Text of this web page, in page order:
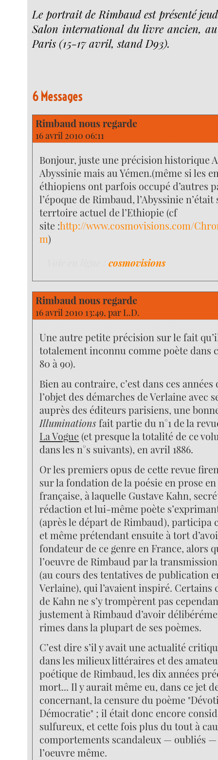
Le portrait de Rimbaud est présenté
Salon international du livre ancien,
Paris (15-17 avril, stand D93).
6 Messages
Rimbaud nous regarde
16 avril 2010 06:11
Bonjour, juste une précision historique
Abyssinie mais au Yémen.(même si les
éthiopiens ont parfois occupé d’autres
l’époque de Rimbaud, l’Abyssinie
terrtoire actuel de l’Ethiopie (cf
site :http://www.cosmovisions.com/
m)
cosmovisions
Rimbaud nous regarde
16 avril 2010 13:49, par L.D.
Une autre petite précision sur le fait
totalement inconnu comme poète dans
80 à 90).
Bien au contraire, c’est dans ces années
l’objet des démarches de Verlaine avec
auprès des éditeurs parisiens, une
Illuminationsfait partie du n°1 de la
La Vogue (et presque la totalité de ce
dans les n°s suivants), en avril 1886.
Or les premiers opus de cette revue
sur la fondation de la poésie en prose
française, à laquelle Gustave Kahn,
rédaction et lui-même poète
(après le départ de Rimbaud), participa
et même prétendant ensuite à tort
fondateur de ce genre en France, alors
l’oeuvre de Rimbaud par la
(au cours des tentatives de publication
Verlaine), qui l’avaient inspiré. Certains
de Kahn ne s’y trompèrent pas
justement à Rimbaud d’avoir
rimes dans la plupart de ses poèmes.
C’est dire s’il y avait une actualité
dans les milieux littéraires et des
poétique de Rimbaud, les dix années
mort... Il y aurait même eu, dans ce jet
concernant, la censure du poème
Démocratie" ; il était donc encore
sulfureux, et cette fois plus du tout à
comportements scandaleux — oubliés
l’oeuvre même.